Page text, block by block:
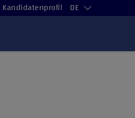
Kandidatenprofil DE